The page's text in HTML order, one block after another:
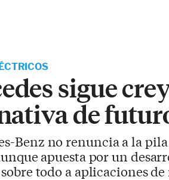
sigue
de
Benz no renuncia a la
apuesta por un
todo a aplicaciones